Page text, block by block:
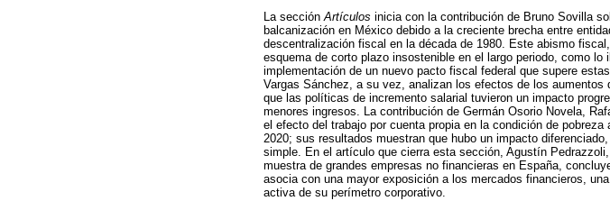
La secciónArtículos inicia con la contribución de Bruno Sovilla
balcanización en México debido a la creciente brecha entre
descentralización fiscal en la década de 1980. Este abismo
esquema de corto plazo insostenible en el largo periodo, como
implementación de un nuevo pacto fiscal federal que supere
Vargas Sánchez, a su vez, analizan los efectos de los
que las políticas de incremento salarial tuvieron un impacto
menores ingresos. La contribución de Germán Osorio Novela,
el efecto del trabajo por cuenta propia en la condición de
2020; sus resultados muestran que hubo un impacto
simple. En el artículo que cierra esta sección, Agustín
muestra de grandes empresas no financieras en España,
asocia con una mayor exposición a los mercados financieros,
activa de su perímetro corporativo.